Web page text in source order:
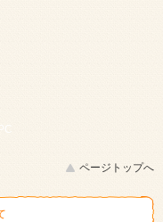
PC
ページトップへ